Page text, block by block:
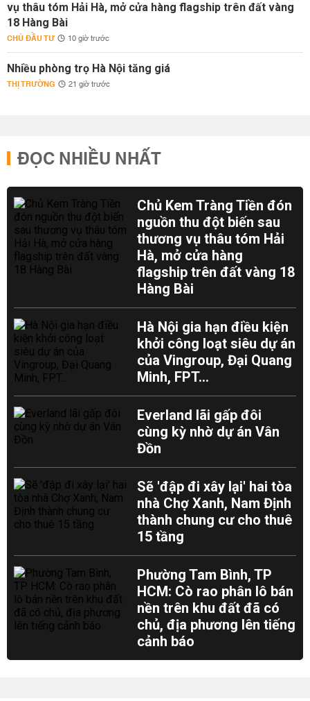
vụ thâu tóm Hải Hà, mở cửa hàng flagship trên đất vàng
18 Hàng Bài
CHỦ ĐẦU TƯ 10 giờ trước
Nhiều phòng trọ Hà Nội tăng giá
THỊ TRƯỜNG 21 giờ trước
ĐỌC NHIỀU NHẤT
Chủ Kem Tràng Tiền đón
nguồn thu đột biến sau
thương vụ thâu tóm Hải
Hà, mở cửa hàng
flagship trên đất vàng 18
Hàng Bài
Hà Nội gia hạn điều kiện
khởi công loạt siêu dự án
của Vingroup, Đại Quang
Minh, FPT...
Everland lãi gấp đôi
cùng kỳ nhờ dự án Vân
Đồn
Sẽ 'đập đi xây lại' hai tòa
nhà Chợ Xanh, Nam Định
thành chung cư cho thuê
15 tầng
Phường Tam Bình, TP
HCM: Cò rao phân lô bán
nền trên khu đất đã có
chủ, địa phương lên tiếng
cảnh báo